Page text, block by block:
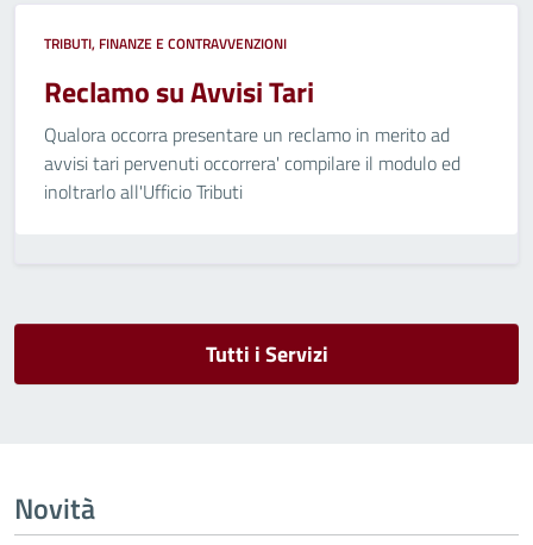
TRIBUTI, FINANZE E CONTRAVVENZIONI
Reclamo su Avvisi Tari
Qualora occorra presentare un reclamo in merito ad
avvisi tari pervenuti occorrera' compilare il modulo ed
inoltrarlo all'Ufficio Tributi
Tutti i Servizi
Novità